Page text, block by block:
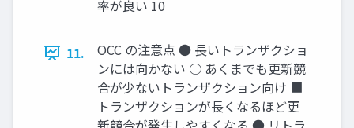
率が良い 10
11.
OCC の注意点 ● 長いトランザクショ
ンには向かない ○ あくまでも更新競
合が少ないトランザクション向け ■
トランザクションが長くなるほど更